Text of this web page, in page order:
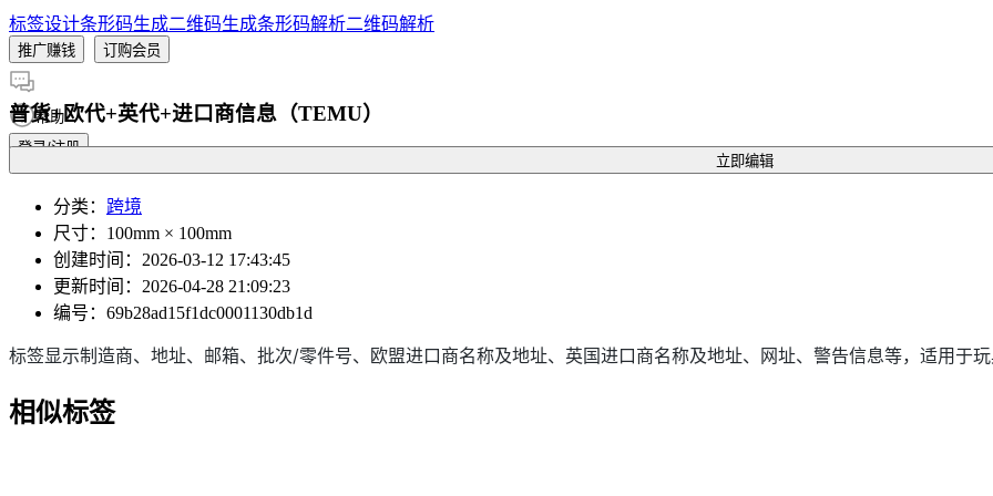
标签设计条形码生成二维码生成条形码解析二维码解析
推广赚钱 订购会员
帮助
登录/注册
普货+欧代+英代+进口商信息（TEMU）
立即编辑
分类 ： 跨境
尺寸：100mm × 100mm
创建时间 ：2026-03-12 17:43:45
更新时间 ：2026-04-28 21:09:23
编号 ：69b28ad15f1dc0001130db1d
标签显示制造商、地址、邮箱、批次/零件号、欧盟进口商名称及地址、英国进口商名称及地址、网址、警告信息等，适用于玩
相似标签